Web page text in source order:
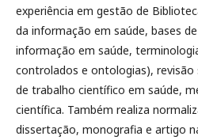
experiência em gestão de
da informação em saúde, bases
informação em saúde,
controlados e ontologias),
de trabalho científico em saúde,
científica. Também realiza
dissertação, monografia e artigo